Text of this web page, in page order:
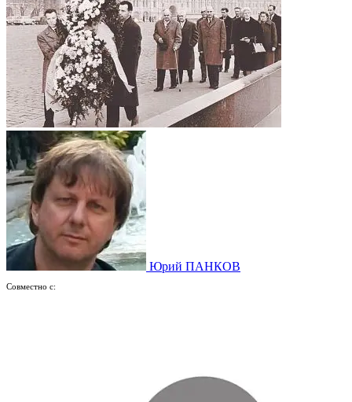
Юрий ПАНКОВ
Совместно с: